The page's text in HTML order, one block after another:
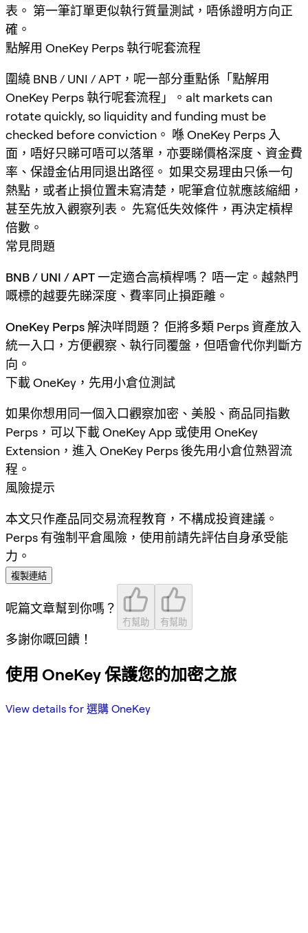
表。 第一筆訂單更似執行質量測試，唔係證明方向正
確。
點解用 OneKey Perps 執行呢套流程
圍繞 BNB / UNI / APT，呢一部分重點係「點解用
OneKey Perps 執行呢套流程」。alt markets can
rotate quickly, so liquidity and funding must be
checked before conviction。 喺 OneKey Perps 入
面，唔好只睇可唔可以落單，亦要睇價格深度、資金費
率、保證金佔用同退出路徑。 如果交易理由只係一句
熱點，或者止損位置未寫清楚，呢筆倉位就應該縮細，
甚至先放入觀察列表。 先寫低失效條件，再決定槓桿
倍數。
常見問題
BNB / UNI / APT 一定適合高槓桿嗎？ 唔一定。越熱門
嘅標的越要先睇深度、費率同止損距離。
OneKey Perps 解決咩問題？ 佢將多類 Perps 資產放入
統一入口，方便觀察、執行同覆盤，但唔會代你判斷方
向。
下載 OneKey，先用小倉位測試
如果你想用同一個入口觀察加密、美股、商品同指數
Perps，可以下載 OneKey App 或使用 OneKey
Extension，進入 OneKey Perps 後先用小倉位熟習流
程。
風險提示
本文只作產品同交易流程教育，不構成投資建議。
Perps 有強制平倉風險，使用前請先評估自身承受能
力。
複製連結
呢篇文章幫到你嗎？
冇幫助 有幫助
多謝你嘅回饋！
使用 OneKey 保護您的加密之旅
View details for 選購 OneKey